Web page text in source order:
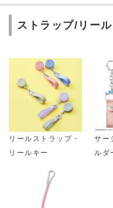
ストラップ/リー
リールストラップ・
リールキー
サー
ルダ